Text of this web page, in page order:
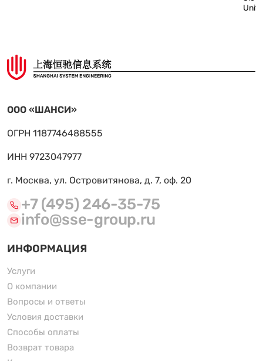
ООО «ШАНСИ»
ОГРН 1187746488555
ИНН 9723047977
г. Москва, ул. Островитянова, д. 7, оф. 20
+7 (495) 246-35-75
info@sse-group.ru
ИНФОРМАЦИЯ
Услуги
О компании
Вопросы и ответы
Условия доставки
Способы оплаты
Возврат товара